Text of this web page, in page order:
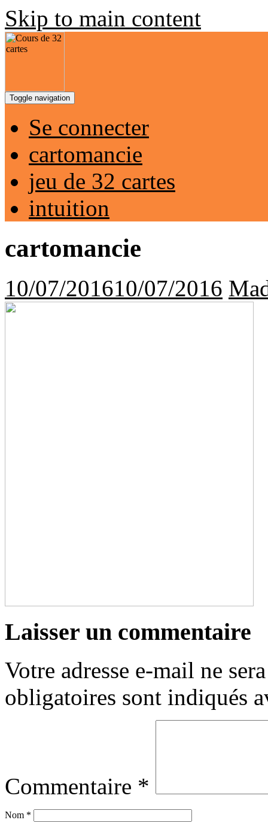
Skip to main content
Toggle navigation
Se connecter
cartomancie
jeu de 32 cartes
intuition
cartomancie
10/07/201610/07/2016
Laisser un commentaire
Votre adresse e-mail ne
obligatoires sont indiqués
Commentaire *
Nom *